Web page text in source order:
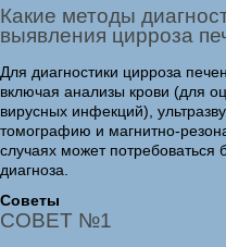
Какие методы
выявления цирроза
Для диагностики цирроза
включая анализы крови (для
вирусных инфекций),
томографию и магнитно-
случаях может
диагноза.
Советы
СОВЕТ №1